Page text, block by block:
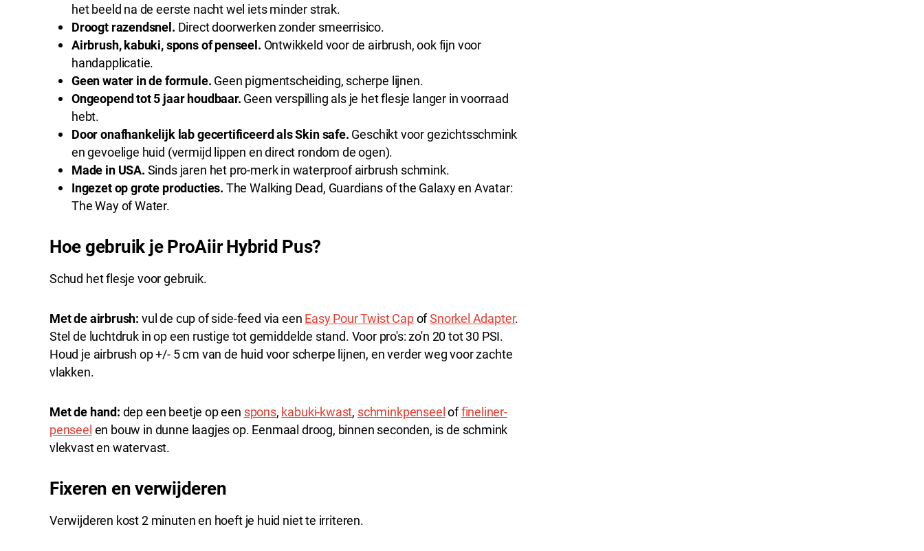
het beeld na de eerste nacht wel iets minder strak.
Droogt razendsnel. Direct doorwerken zonder smeerrisico.
Airbrush, kabuki, spons of penseel. Ontwikkeld voor de airbrush, ook fijn voor
handapplicatie.
Geen water in de formule. Geen pigmentscheiding, scherpe lijnen.
Ongeopend tot 5 jaar houdbaar. Geen verspilling als je het flesje langer in voorraad
hebt.
Door onafhankelijk lab gecertificeerd als Skin safe. Geschikt voor gezichtsschmink
en gevoelige huid (vermijd lippen en direct rondom de ogen).
Made in USA. Sinds jaren het pro-merk in waterproof airbrush schmink.
Ingezet op grote producties. The Walking Dead, Guardians of the Galaxy en Avatar:
The Way of Water.
Hoe gebruik je ProAiir Hybrid Pus?
Schud het flesje voor gebruik.
Met de airbrush: vul de cup of side-feed via een Easy Pour Twist CapofSnorkel Adapter.
Stel de luchtdruk in op een rustige tot gemiddelde stand. Voor pro's: zo'n 20 tot 30 PSI.
Houd je airbrush op +/- 5 cm van de huid voor scherpe lijnen, en verder weg voor zachte
vlakken.
Met de hand: dep een beetje op een spons, kabuki-kwast, schminkpenseeloffineliner-
penseel en bouw in dunne laagjes op. Eenmaal droog, binnen seconden, is de schmink
vlekvast en watervast.
Fixeren en verwijderen
Verwijderen kost 2 minuten en hoeft je huid niet te irriteren.